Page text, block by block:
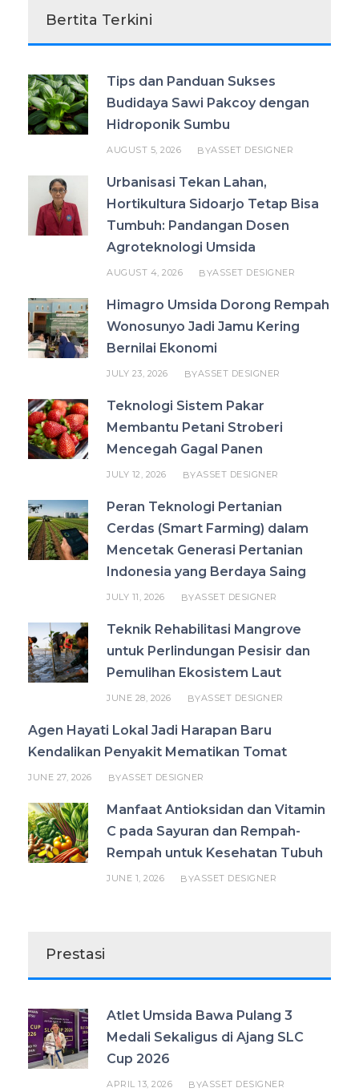
Bertita Terkini
Tips dan Panduan Sukses
Budidaya Sawi Pakcoy dengan
Hidroponik Sumbu
AUGUST 5, 2026 BYASSET DESIGNER
Urbanisasi Tekan Lahan,
Hortikultura Sidoarjo Tetap Bisa
Tumbuh: Pandangan Dosen
Agroteknologi Umsida
AUGUST 4, 2026 BYASSET DESIGNER
Himagro Umsida Dorong Rempah
Wonosunyo Jadi Jamu Kering
Bernilai Ekonomi
JULY 23, 2026 BYASSET DESIGNER
Teknologi Sistem Pakar
Membantu Petani Stroberi
Mencegah Gagal Panen
JULY 12, 2026 BYASSET DESIGNER
Peran Teknologi Pertanian
Cerdas (Smart Farming) dalam
Mencetak Generasi Pertanian
Indonesia yang Berdaya Saing
JULY 11, 2026 BYASSET DESIGNER
Teknik Rehabilitasi Mangrove
untuk Perlindungan Pesisir dan
Pemulihan Ekosistem Laut
JUNE 28, 2026 BYASSET DESIGNER
Agen Hayati Lokal Jadi Harapan Baru
Kendalikan Penyakit Mematikan Tomat
JUNE 27, 2026 BYASSET DESIGNER
Manfaat Antioksidan dan Vitamin
C pada Sayuran dan Rempah-
Rempah untuk Kesehatan Tubuh
JUNE 1, 2026 BYASSET DESIGNER
Prestasi
Atlet Umsida Bawa Pulang 3
Medali Sekaligus di Ajang SLC
Cup 2026
APRIL 13, 2026 BYASSET DESIGNER